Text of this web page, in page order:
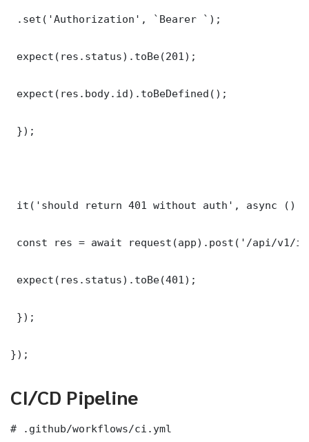
.set('Authorization', `Bearer `);
expect(res.status).toBe(201);
expect(res.body.id).toBeDefined();
});
it('should return 401 without auth', async ()
const res = await request(app).post('/api/v1/
expect(res.status).toBe(401);
});
});
CI/CD Pipeline
# .github/workflows/ci.yml